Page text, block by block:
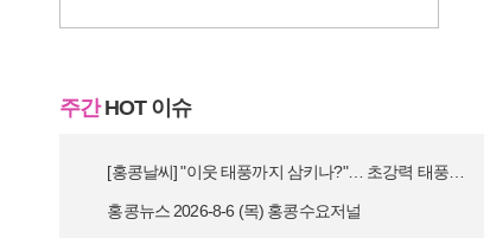
주간HOT 이슈
[홍콩날씨] "이웃 태풍까지 삼키나?"… 초강력 태풍 '돌핀' 세력 재확…
홍콩뉴스 2026-8-6 (목) 홍콩수요저널